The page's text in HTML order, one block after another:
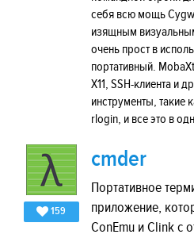
себя всю мощь
изящным
очень прост в
портативный.
X11, SSH-клиента и
инструменты, такие
rlogin, и все это в
159
cmder
Портативное
приложение,
ConEmu и Clink с